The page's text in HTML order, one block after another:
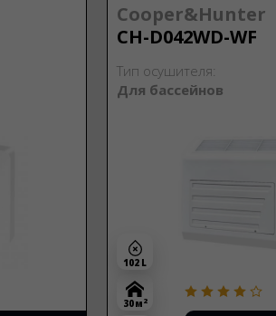
Cooper&Hunter
CH-D042WD-WF
Тип осушителя:
Для бассейнов
102 L
30 м 2